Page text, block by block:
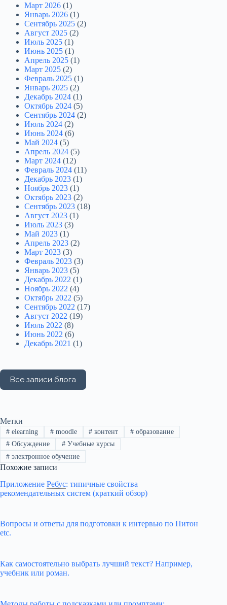
Март 2026 (1)
Январь 2026 (1)
Сентябрь 2025 (2)
Август 2025 (2)
Июль 2025 (1)
Июнь 2025 (1)
Апрель 2025 (1)
Март 2025 (2)
Февраль 2025 (1)
Январь 2025 (2)
Декабрь 2024 (1)
Октябрь 2024 (5)
Сентябрь 2024 (2)
Июль 2024 (2)
Июнь 2024 (6)
Май 2024 (5)
Апрель 2024 (5)
Март 2024 (12)
Февраль 2024 (11)
Декабрь 2023 (1)
Ноябрь 2023 (1)
Октябрь 2023 (2)
Сентябрь 2023 (18)
Август 2023 (1)
Июль 2023 (3)
Май 2023 (1)
Апрель 2023 (2)
Март 2023 (3)
Февраль 2023 (3)
Январь 2023 (5)
Декабрь 2022 (1)
Ноябрь 2022 (4)
Октябрь 2022 (5)
Сентябрь 2022 (17)
Август 2022 (19)
Июль 2022 (8)
Июнь 2022 (6)
Декабрь 2021 (1)
Метки
#elearning #moodle # контент # образование
#Обсуждение #Учебные курсы
#электронное обучение
Похожие записи
Приложение Ребус: типичные свойства
рекомендательных систем (краткий обзор)
Вопросы и ответы для подготовки к интервью по Питон
etc.
Как самостоятельно выбрать лучший текст? Например,
учебник или роман.